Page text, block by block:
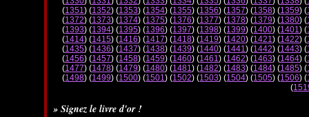
(1351) (1352) (1353) (1354) (1355) (1356) (1357) (1358) (1359) (
(1372) (1373) (1374) (1375) (1376) (1377) (1378) (1379) (1380) (
(1393) (1394) (1395) (1396) (1397) (1398) (1399) (1400) (1401) (
(1414) (1415) (1416) (1417) (1418) (1419) (1420) (1421) (1422) (
(1435) (1436) (1437) (1438) (1439) (1440) (1441) (1442) (1443) (
(1456) (1457) (1458) (1459) (1460) (1461) (1462) (1463) (1464) (
(1477) (1478) (1479) (1480) (1481) (1482) (1483) (1484) (1485) (
(1498) (1499) (1500) (1501) (1502) (1503) (1504) (1505) (1506) (
(
» Signez le livre d'or !